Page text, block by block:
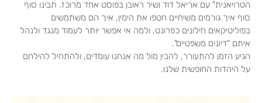
הטרויאנית" עם אריאל דוד ושיר ראובן בפוסט אחד מרוכז. תבינו סוף
סוף איך גורמים משיחיים חטפו את הימין, איך הם משתמשים
בפוליטיקאים חילונים כפרונט, ולמה אי אפשר יותר לעמוד מנגד ולנהל
איתם "דיונים משפטיים".
הגיע הזמן להתעורר, להבין מול מה אנחנו עומדים, ולהתחיל להילחם
על היהדות החופשית שלנו.